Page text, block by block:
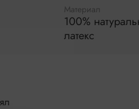
комфортную посадку
от нежелательной
Материал
100%
латекс